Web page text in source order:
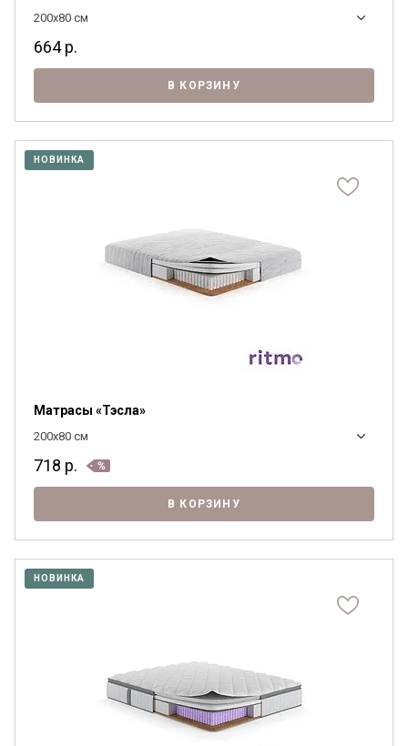
200x80 см
664р.
В КОРЗИНУ
НОВИНКА
Матрасы «Тэсла»
200x80 см
718 р.
В КОРЗИНУ
НОВИНКА